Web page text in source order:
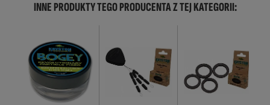
INNE PRODUKTY TEGO PRODUCENTA Z TEJ KATEGORII: